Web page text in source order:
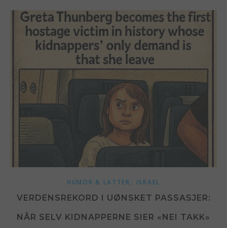
HUMOR & LATTER, ISRAEL
VERDENSREKORD I UØNSKET PASSASJER:
NÅR SELV KIDNAPPERNE SIER «NEI TAKK»